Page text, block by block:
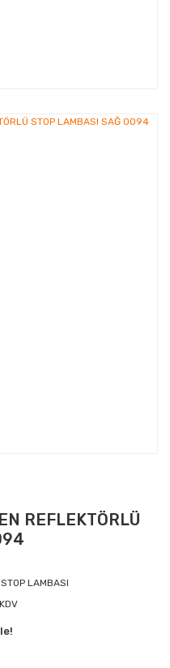
REFLEKTÖRLÜ
LAMBASI